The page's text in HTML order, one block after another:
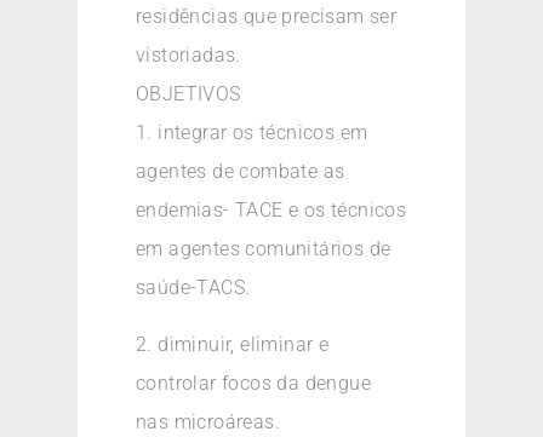
residências que precisam ser
vistoriadas.
OBJETIVOS
1. integrar os técnicos em
agentes de combate as
endemias- TACE e os técnicos
em agentes comunitários de
saúde-TACS.
2. diminuir, eliminar e
controlar focos da dengue
nas microáreas.